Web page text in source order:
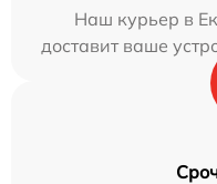
Наш курьер в
доставит ваше